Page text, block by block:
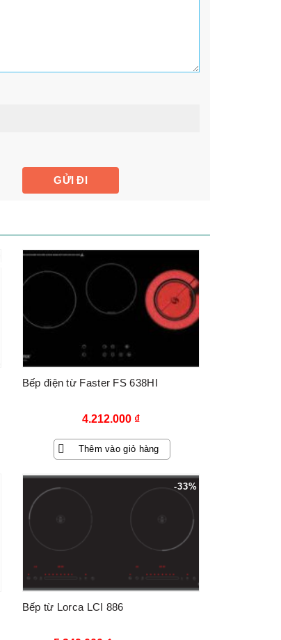
Bếp điện từ Faster FS 638HI
4.212.000 ₫
Thêm vào giỏ hàng
-33%
Bếp từ Lorca LCI 886